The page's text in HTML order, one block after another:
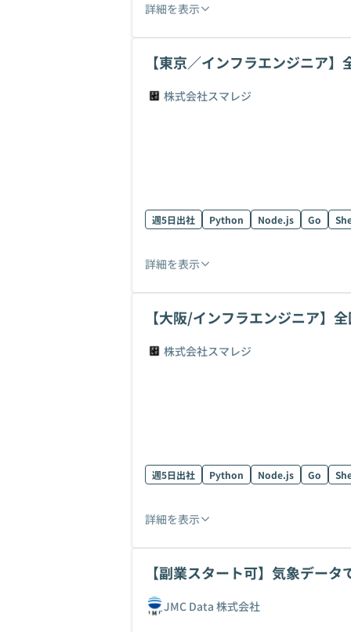
詳細を表示
【東京／インフラエンジニア
株式会社スマレジ
週5日出社 Python Node.js Go
詳細を表示
【大阪/インフラエンジニア】
株式会社スマレジ
週5日出社 Python Node.js Go
詳細を表示
【副業スタート可】気象デー
JMC Data 株式会社